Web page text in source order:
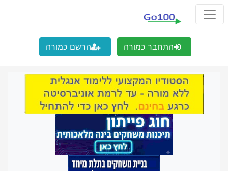
התחבר כמורה הרשם כמורה